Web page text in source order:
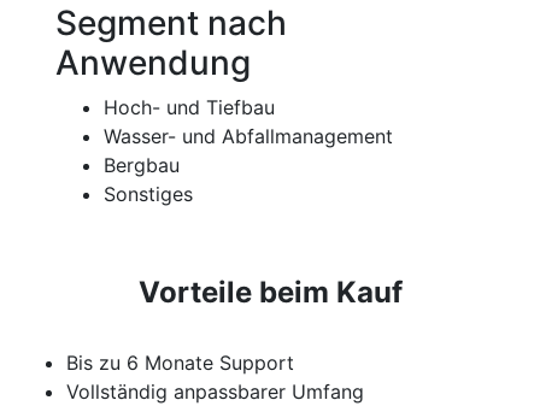
Segment nach
Anwendung
Hoch- und Tiefbau
Wasser- und Abfallmanagement
Bergbau
Sonstiges
Vorteile beim Kauf
Bis zu 6 Monate Support
Vollständig anpassbarer Umfang